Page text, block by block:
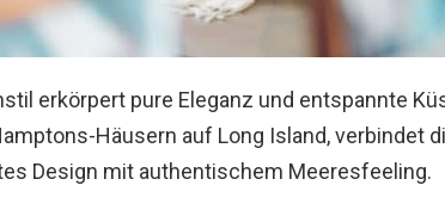
erkörpert pure Eleganz und entspannte
Häusern auf Long Island, verbindet
Design mit authentischem Meeresfeeling.